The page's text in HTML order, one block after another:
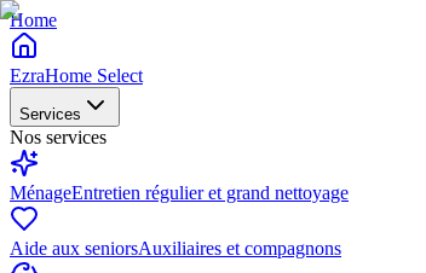
Home
EzraHome Select
Services
Nos services
MénageEntretien régulier et grand nettoyage
Aide aux seniorsAuxiliaires et compagnons